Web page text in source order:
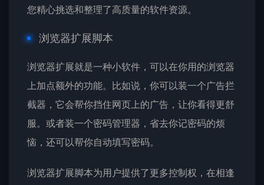
您精心挑选和整理了高质量的软件资源。
浏览器扩展脚本
浏览器扩展就是一种小软件，可以在你用的浏览器
上加点额外的功能。比如说，你可以装一个广告拦
截器，它会帮你挡住网页上的广告，让你看得更舒
服。或者装一个密码管理器，省去你记密码的烦
恼，还可以帮你自动填写密码。
浏览器扩展脚本为用户提供了更多控制权，在相逢